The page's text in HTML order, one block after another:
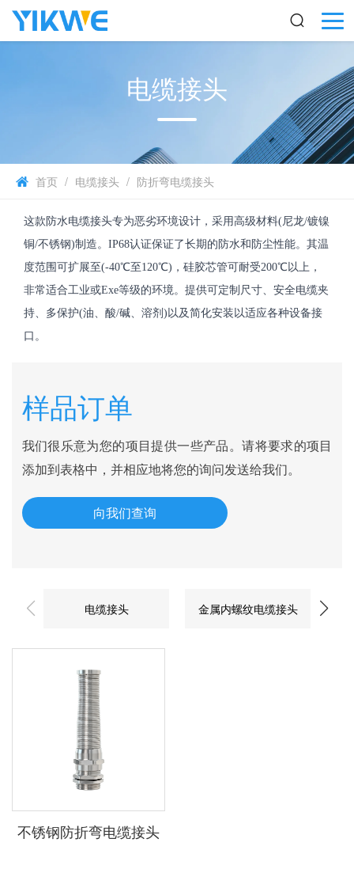
电缆接头
首页 / 电缆接头 / 防折弯电缆接头
这款防水电缆接头专为恶劣环境设计，采用高级材料(尼龙/镀镍
铜/不锈钢)制造。IP68认证保证了长期的防水和防尘性能。其温
度范围可扩展至(-40℃至120℃)，硅胶芯管可耐受200℃以上，
非常适合工业或Exe等级的环境。提供可定制尺寸、安全电缆夹
持、多保护(油、酸/碱、溶剂)以及简化安装以适应各种设备接
口。
样品订单
我们很乐意为您的项目提供一些产品。请将要求的项目
添加到表格中，并相应地将您的询问发送给我们。
向我们查询
电缆接头 金属内螺纹电缆接头
不锈钢防折弯电缆接头